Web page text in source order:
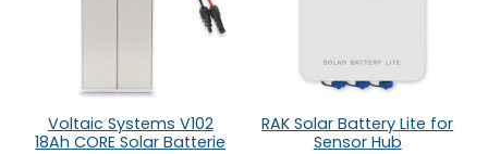
Voltaic Systems V102
18Ah CORE Solar Batterie
RAK Solar Battery Lite for
Sensor Hub